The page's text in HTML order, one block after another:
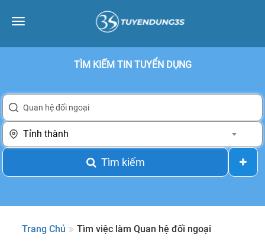
Toggle
TÌM KIẾM TIN TUYỂN DỤNG
Tỉnh thành
Tìm kiếm
Trang Chủ Tìm việc làm Quan hệ đối ngoại